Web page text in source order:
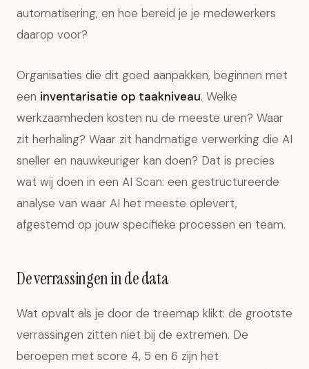
automatisering, en hoe bereid je je medewerkers
daarop voor?
Organisaties die dit goed aanpakken, beginnen met
een inventarisatie op taakniveau. Welke
werkzaamheden kosten nu de meeste uren? Waar
zit herhaling? Waar zit handmatige verwerking die AI
sneller en nauwkeuriger kan doen? Dat is precies
wat wij doen in een AI Scan: een gestructureerde
analyse van waar AI het meeste oplevert,
afgestemd op jouw specifieke processen en team.
De verrassingen in de data
Wat opvalt als je door de treemap klikt: de grootste
verrassingen zitten niet bij de extremen. De
beroepen met score 4, 5 en 6 zijn het